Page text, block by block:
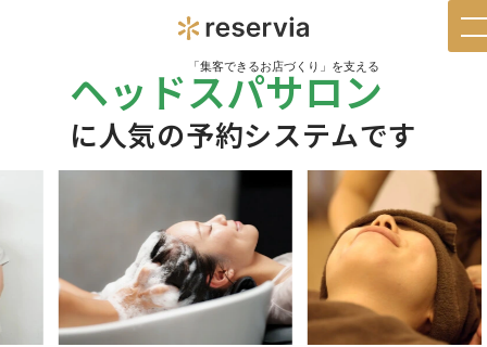
「集客できるお店づくり」を支える
ヘッドスパサロン
に人気の予約システムです